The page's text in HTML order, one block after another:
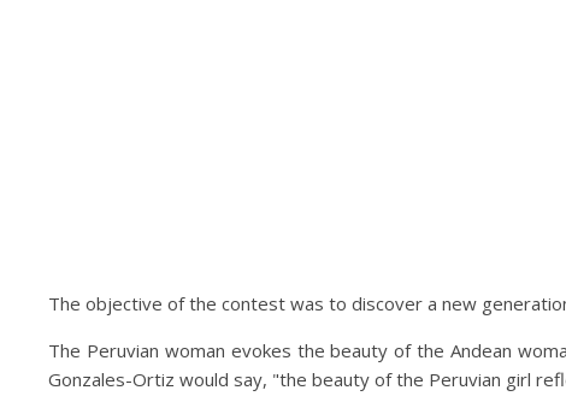
The objective of the contest was to discover a new
The Peruvian woman evokes the beauty of the Andean
Gonzales-Ortiz would say, "the beauty of the Peruvian girl